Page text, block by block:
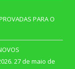
PARA O
27 de maio de